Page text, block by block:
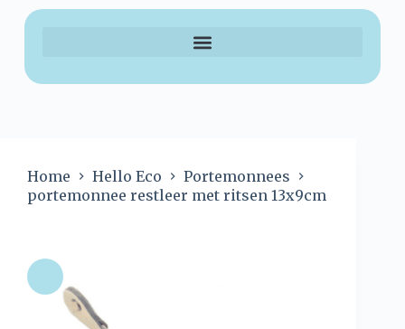
Home Hello Eco
Portemonnees
portemonnee restleer met ritsen 13x9cm